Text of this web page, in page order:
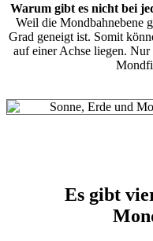
Warum gibt es nicht bei
Weil die Mondbahnebene
Grad geneigt ist. Somit
auf einer Achse liegen.
Es gibt